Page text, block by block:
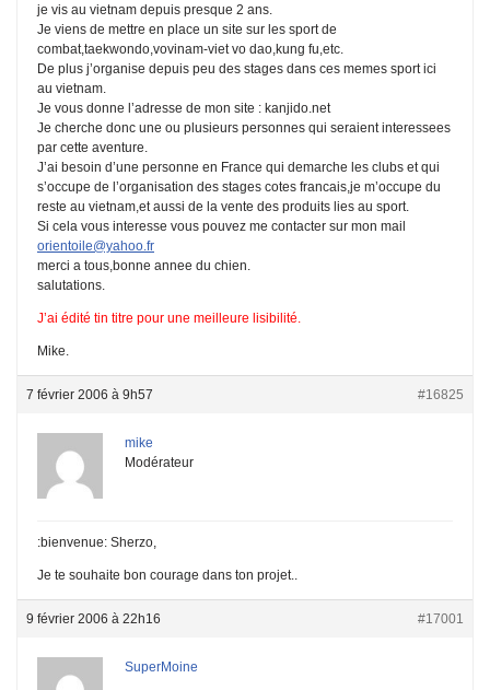
je vis au vietnam depuis presque 2 ans.
Je viens de mettre en place un site sur les sport de
combat,taekwondo,vovinam-viet vo dao,kung fu,etc.
De plus j’organise depuis peu des stages dans ces memes sport ici
au vietnam.
Je vous donne l’adresse de mon site : kanjido.net
Je cherche donc une ou plusieurs personnes qui seraient interessees
par cette aventure.
J’ai besoin d’une personne en France qui demarche les clubs et qui
s’occupe de l’organisation des stages cotes francais,je m’occupe du
reste au vietnam,et aussi de la vente des produits lies au sport.
Si cela vous interesse vous pouvez me contacter sur mon mail
orientoile@yahoo.fr
merci a tous,bonne annee du chien.
salutations.
J’ai édité tin titre pour une meilleure lisibilité.
Mike.
7 février 2006 à 9h57 #16825
mike
Modérateur
:bienvenue: Sherzo,
Je te souhaite bon courage dans ton projet..
9 février 2006 à 22h16 #17001
SuperMoine